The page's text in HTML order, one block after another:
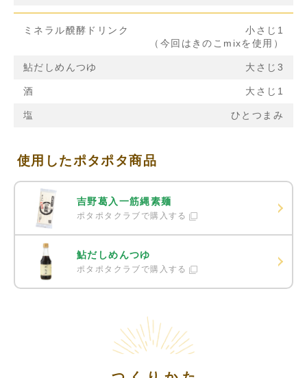
ミネラル醗酵ドリンク
小さじ1
（今回はきのこmixを使用）
鮎だしめんつゆ 大さじ3
酒 大さじ1
塩 ひとつまみ
使用したポタポタ商品
吉野葛入一筋縄素麺
ポタポタクラブで購入する
鮎だしめんつゆ
ポタポタクラブで購入する